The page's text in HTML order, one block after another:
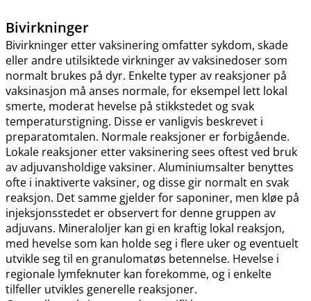
Bivirkninger
Bivirkninger etter vaksinering omfatter sykdom, skade
eller andre utilsiktede virkninger av vaksinedoser som
normalt brukes på dyr. Enkelte typer av reaksjoner på
vaksinasjon må anses normale, for eksempel lett lokal
smerte, moderat hevelse på stikkstedet og svak
temperaturstigning. Disse er vanligvis beskrevet i
preparatomtalen. Normale reaksjoner er forbigående.
Lokale reaksjoner etter vaksinering sees oftest ved bruk
av adjuvansholdige vaksiner. Aluminiumsalter benyttes
ofte i inaktiverte vaksiner, og disse gir normalt en svak
reaksjon. Det samme gjelder for saponiner, men kløe på
injeksjonsstedet er observert for denne gruppen av
adjuvans. Mineraloljer kan gi en kraftig lokal reaksjon,
med hevelse som kan holde seg i flere uker og eventuelt
utvikle seg til en granulomatøs betennelse. Hevelse i
regionale lymfeknuter kan forekomme, og i enkelte
tilfeller utvikles generelle reaksjoner.